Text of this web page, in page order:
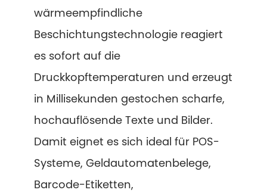
wärmeempfindliche
Beschichtungstechnologie reagiert
es sofort auf die
Druckkopftemperaturen und erzeugt
in Millisekunden gestochen scharfe,
hochauflösende Texte und Bilder.
Damit eignet es sich ideal für POS-
Systeme, Geldautomatenbelege,
Barcode-Etiketten,